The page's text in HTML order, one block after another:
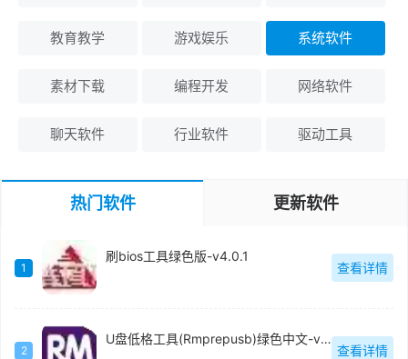
教育教学 游戏娱乐 系统软件
素材下载 编程开发 网络软件
聊天软件 行业软件 驱动工具
热门软件 更新软件
1
刷bios工具绿色版-v4.0.1
查看详情
2
U盘低格工具(Rmprepusb)绿色中文-v2.1.744
查看详情